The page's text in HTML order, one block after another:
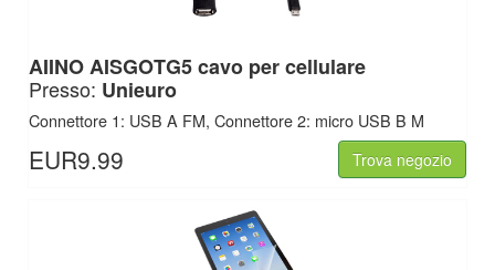
AIINOAISGOTG5 cavo per cellulare
Presso: Unieuro
Connettore 1: USB A FM, Connettore 2: micro USB B M
EUR9.99 Trova negozio